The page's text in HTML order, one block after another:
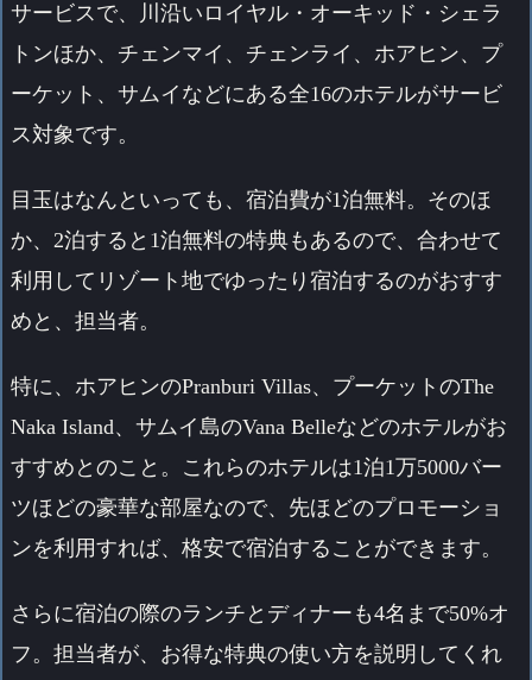
サービスで、川沿いロイヤル・オーキッド・シェラ
トンほか、チェンマイ、チェンライ、ホアヒン、プ
ーケット、サムイなどにある全16のホテルがサービ
ス対象です。
目玉はなんといっても、宿泊費が1泊無料。そのほ
か、2泊すると1泊無料の特典もあるので、合わせて
利用してリゾート地でゆったり宿泊するのがおすす
めと、担当者。
特に、ホアヒンのPranburi Villas、プーケットのThe
Naka Island、サムイ島のVana Belleなどのホテルがお
すすめとのこと。これらのホテルは1泊1万5000バー
ツほどの豪華な部屋なので、先ほどのプロモーショ
ンを利用すれば、格安で宿泊することができます。
さらに宿泊の際のランチとディナーも4名まで50%オ
フ。担当者が、お得な特典の使い方を説明してくれ